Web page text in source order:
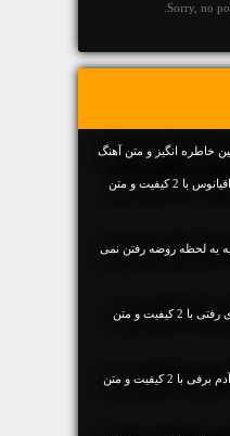
Sorry, no
خاطره انگیز و متن آهنگ
دانلود آهنگ جديد شاهین بنان اقیانوس با 2 کیفیت و متن
یه لحظه روضه رفتن نمی
دانلود آهنگ جديد علی منتظری رفتی با 2 کیفیت و متن
دانلود آهنگ جديد سینا سرلک آدم برفی با 2 کیفیت و متن